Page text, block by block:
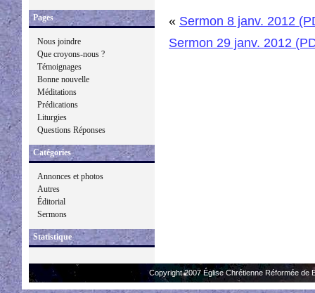
Pages
Nous joindre
Que croyons-nous ?
Témoignages
Bonne nouvelle
Méditations
Prédications
Liturgies
Questions Réponses
Catégories
Annonces et photos
Autres
Éditorial
Sermons
Statistique
« Sermon 8 janv. 2012
Sermon 29 janv. 2012
Copyright 2007 Église Chrétienne Réformée de